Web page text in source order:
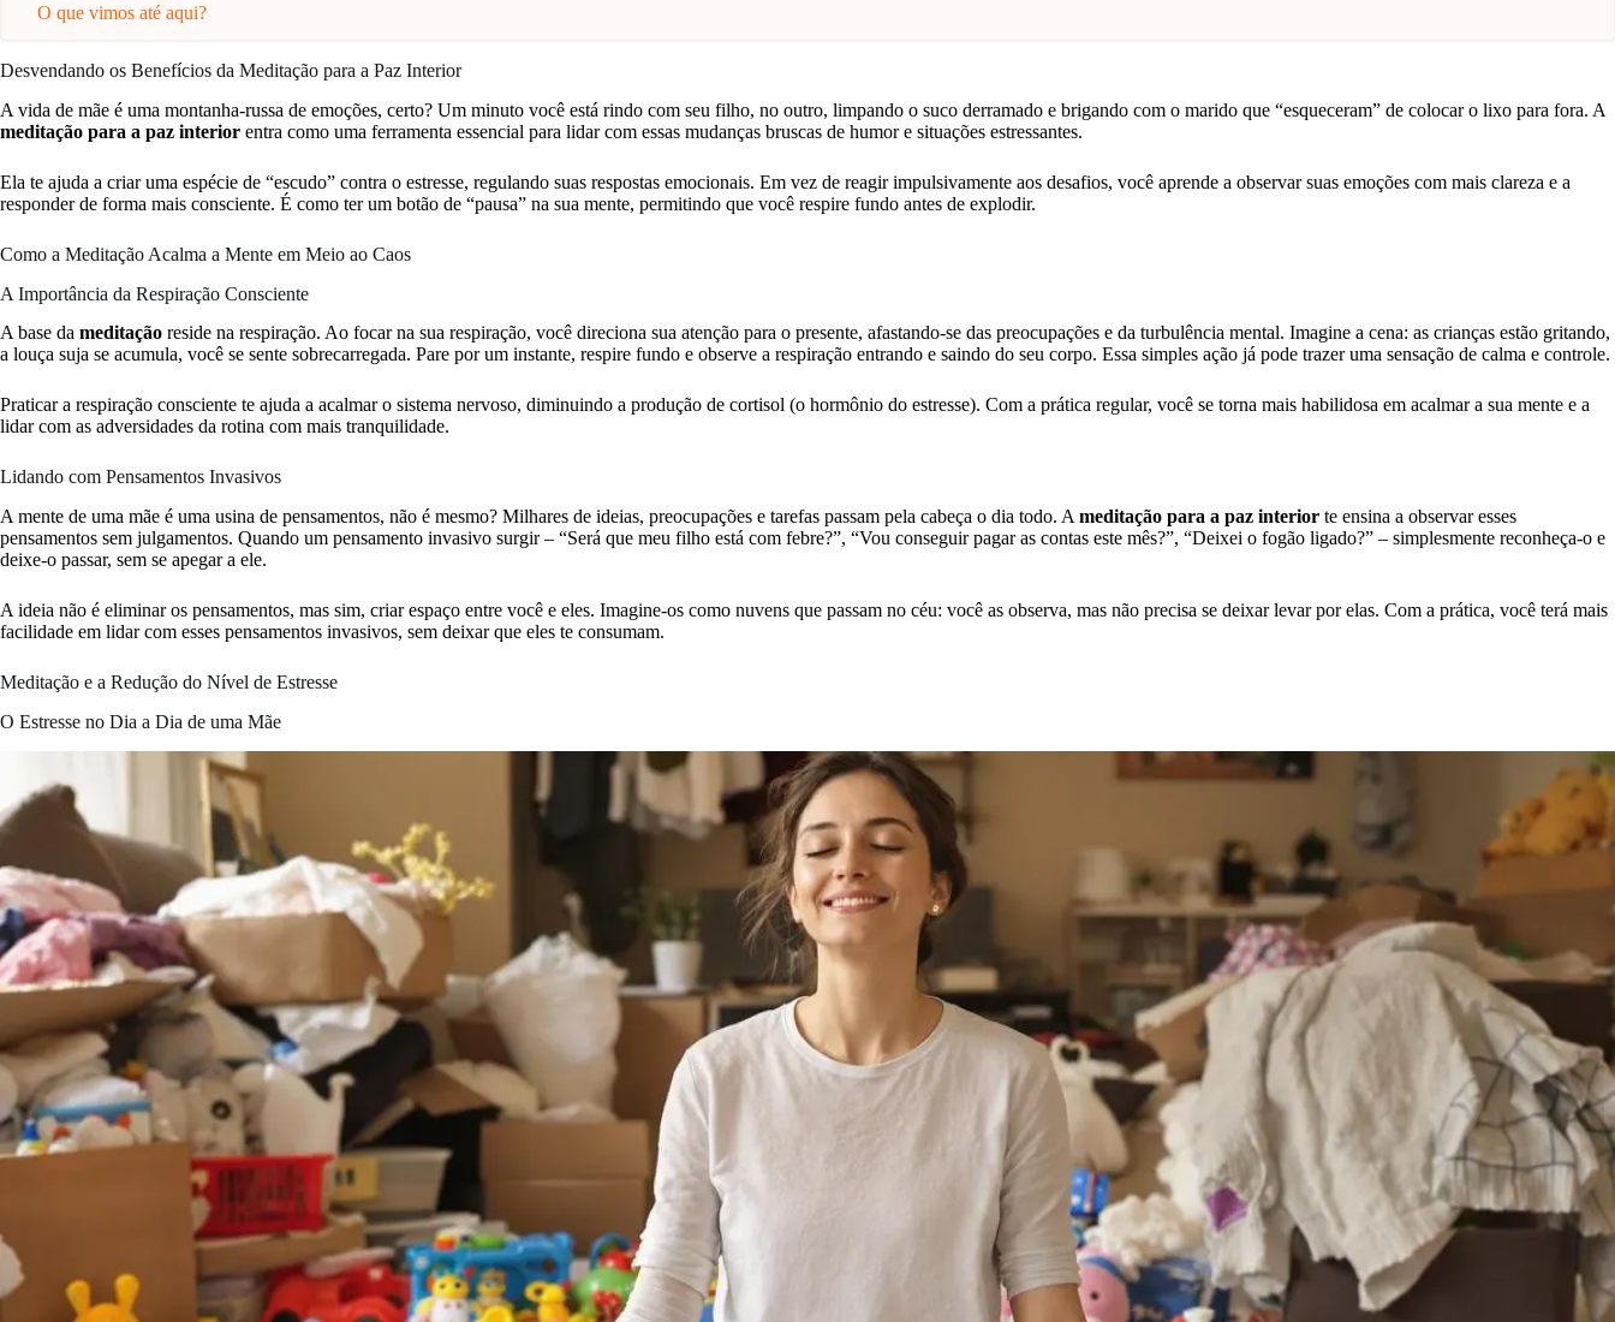
O que vimos até aqui?
Desvendando os Benefícios da Meditação para a Paz Interior
A vida de mãe é uma montanha-russa de emoções, certo? Um minuto você está rindo com seu filho, no outro, limpando o suco derramado e brigando com o marido que “esqueceram” de colocar o lixo para fora. A
meditação para a paz interior entra como uma ferramenta essencial para lidar com essas mudanças bruscas de humor e situações estressantes.
Ela te ajuda a criar uma espécie de “escudo” contra o estresse, regulando suas respostas emocionais. Em vez de reagir impulsivamente aos desafios, você aprende a observar suas emoções com mais clareza e a
responder de forma mais consciente. É como ter um botão de “pausa” na sua mente, permitindo que você respire fundo antes de explodir.
Como a Meditação Acalma a Mente em Meio ao Caos
A Importância da Respiração Consciente
A base da meditação reside na respiração. Ao focar na sua respiração, você direciona sua atenção para o presente, afastando-se das preocupações e da turbulência mental. Imagine a cena: as crianças estão gritando,
a louça suja se acumula, você se sente sobrecarregada. Pare por um instante, respire fundo e observe a respiração entrando e saindo do seu corpo. Essa simples ação já pode trazer uma sensação de calma e controle.
Praticar a respiração consciente te ajuda a acalmar o sistema nervoso, diminuindo a produção de cortisol (o hormônio do estresse). Com a prática regular, você se torna mais habilidosa em acalmar a sua mente e a
lidar com as adversidades da rotina com mais tranquilidade.
Lidando com Pensamentos Invasivos
A mente de uma mãe é uma usina de pensamentos, não é mesmo? Milhares de ideias, preocupações e tarefas passam pela cabeça o dia todo. A meditação para a paz interior te ensina a observar esses
pensamentos sem julgamentos. Quando um pensamento invasivo surgir – “Será que meu filho está com febre?”, “Vou conseguir pagar as contas este mês?”, “Deixei o fogão ligado?” – simplesmente reconheça-o e
deixe-o passar, sem se apegar a ele.
A ideia não é eliminar os pensamentos, mas sim, criar espaço entre você e eles. Imagine-os como nuvens que passam no céu: você as observa, mas não precisa se deixar levar por elas. Com a prática, você terá mais
facilidade em lidar com esses pensamentos invasivos, sem deixar que eles te consumam.
Meditação e a Redução do Nível de Estresse
O Estresse no Dia a Dia de uma Mãe